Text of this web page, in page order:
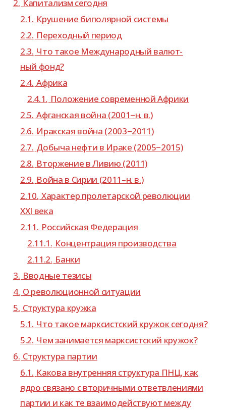
2. Капитализм сего­дня
2.1. Крушение бипо­ляр­ной системы
2.2. Переходный период
2.3. Что такое Международный валют­
ный фонд?
2.4. Африка
2.4.1. Положение совре­мен­ной Африки
2.5. Афганская война (2001−н. в.)
2.6. Иракская война (2003−2011)
2.7. Добыча нефти в Ираке (2005−2015)
2.8. Вторжение в Ливию (2011)
2.9. Война в Сирии (2011–н. в.)
2.10. Характер про­ле­тар­ской рево­лю­ции
XXI века
2.11. Российская Федерация
2.11.1. Концентрация про­из­вод­ства
2.11.2. Банки
3. Вводные тезисы
4. О рево­лю­ци­он­ной ситуации
5. Структура кружка
5.1. Что такое марк­сист­ский кру­жок сегодня?
5.2. Чем зани­ма­ется марк­сист­ский кружок?
6. Структура пар­тии
6.1. Какова внут­рен­няя струк­тура ПНЦ, как
ядро свя­зано с вто­рич­ными ответв­ле­ни­ями
пар­тии и как те вза­и­мо­дей­ствуют между